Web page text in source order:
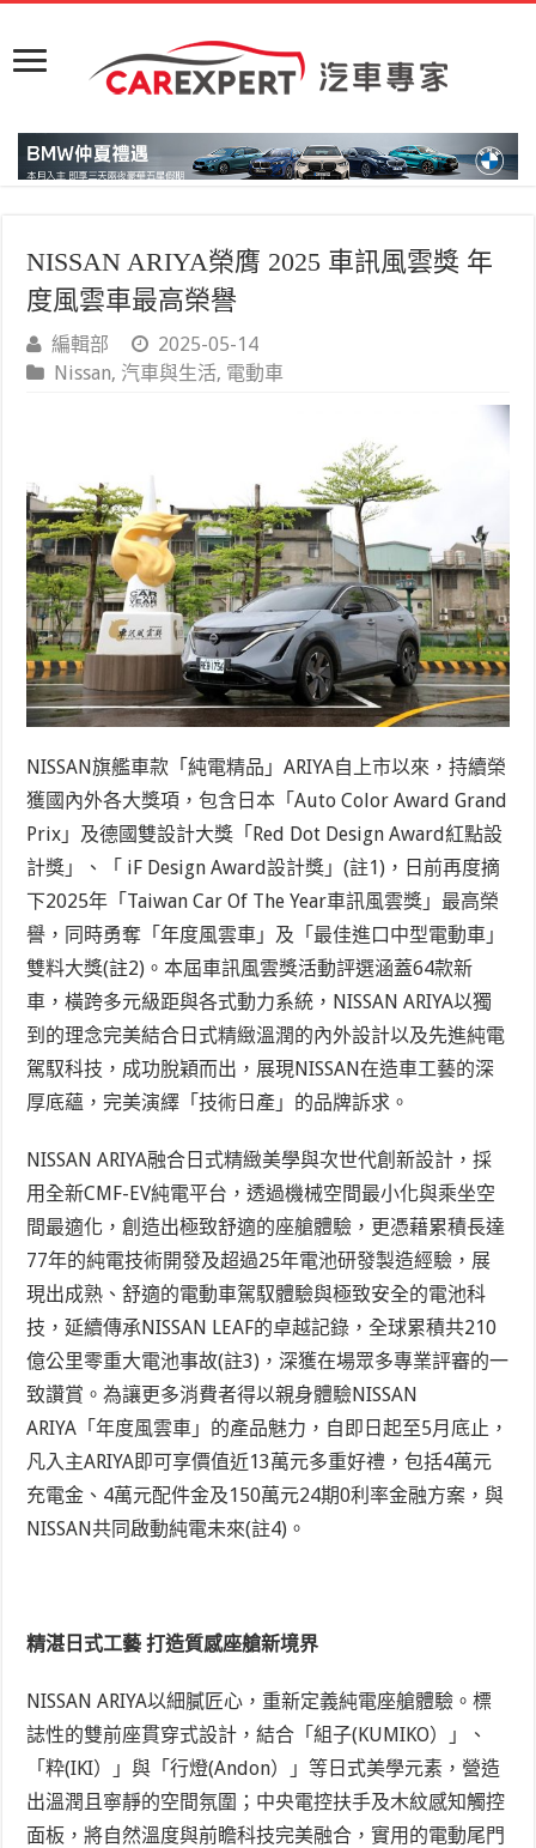
NISSAN ARIYA榮膺 2025 車訊風雲獎 年
度風雲車最高榮譽
編輯部
2025-05-14
Nissan, 汽車與生活, 電動車
NISSAN旗艦車款「純電精品」ARIYA自上市以來，持續榮
獲國內外各大獎項，包含日本「Auto Color Award Grand
Prix」及德國雙設計大獎「Red Dot Design Award紅點設
計獎」、「 iF Design Award設計獎」(註1) ，日前再度摘
下2025年「Taiwan Car Of The Year車訊風雲獎」最高榮
譽，同時勇奪「年度風雲車」及「最佳進口中型電動車」
雙料大獎(註2) 。本屆車訊風雲獎活動評選涵蓋64款新
車，橫跨多元級距與各式動力系統，NISSAN ARIYA以獨
到的理念完美結合日式精緻溫潤的內外設計以及先進純電
駕馭科技，成功脫穎而出，展現NISSAN在造車工藝的深
厚底蘊，完美演繹「技術日產」的品牌訴求。
NISSAN ARIYA融合日式精緻美學與次世代創新設計，採
用全新CMF-EV純電平台，透過機械空間最小化與乘坐空
間最適化，創造出極致舒適的座艙體驗，更憑藉累積長達
77年的純電技術開發及超過25年電池研發製造經驗，展
現出成熟、舒適的電動車駕馭體驗與極致安全的電池科
技，延續傳承NISSAN LEAF的卓越記錄，全球累積共210
億公里零重大電池事故(註3) ，深獲在場眾多專業評審的一
致讚賞。為讓更多消費者得以親身體驗NISSAN
ARIYA「年度風雲車」的產品魅力，自即日起至5月底止，
凡入主ARIYA即可享價值近13萬元多重好禮，包括4萬元
充電金、4萬元配件金及150萬元24期0利率金融方案，與
NISSAN共同啟動純電未來(註4) 。
精湛日式工藝 打造質感座艙新境界
NISSAN ARIYA以細膩匠心，重新定義純電座艙體驗。標
誌性的雙前座貫穿式設計，結合「組子(KUMIKO）」、
「粋(IKI）」與「行燈(Andon）」等日式美學元素，營造
出溫潤且寧靜的空間氛圍；中央電控扶手及木紋感知觸控
面板，將自然溫度與前瞻科技完美融合，實用的電動尾門